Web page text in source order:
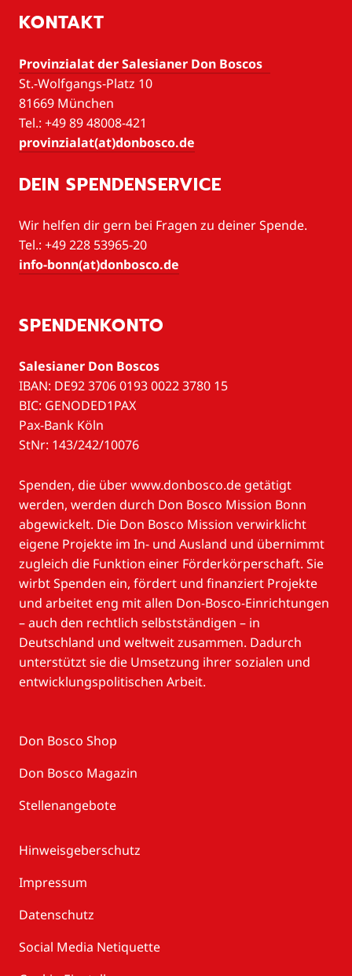
KONTAKT
Provinzialat der Salesianer Don Boscos
St.-Wolfgangs-Platz 10
81669 München
Tel.: +49 89 48008-421
provinzialat(at)donbosco.de
DEIN SPENDENSERVICE
Wir helfen dir gern bei Fragen zu deiner Spende.
Tel.: +49 228 53965-20
info-bonn(at)donbosco.de
SPENDENKONTO
Salesianer Don Boscos
IBAN: DE92 3706 0193 0022 3780 15
BIC: GENODED1PAX
Pax-Bank Köln
StNr: 143/242/10076
Spenden, die über www.donbosco.de getätigt
werden, werden durch Don Bosco Mission Bonn
abgewickelt. Die Don Bosco Mission verwirklicht
eigene Projekte im In- und Ausland und übernimmt
zugleich die Funktion einer Förderkörperschaft. Sie
wirbt Spenden ein, fördert und finanziert Projekte
und arbeitet eng mit allen Don-Bosco-Einrichtungen
– auch den rechtlich selbstständigen – in
Deutschland und weltweit zusammen. Dadurch
unterstützt sie die Umsetzung ihrer sozialen und
entwicklungspolitischen Arbeit.
Don Bosco Shop
Don Bosco Magazin
Stellenangebote
Hinweisgeberschutz
Impressum
Datenschutz
Social Media Netiquette